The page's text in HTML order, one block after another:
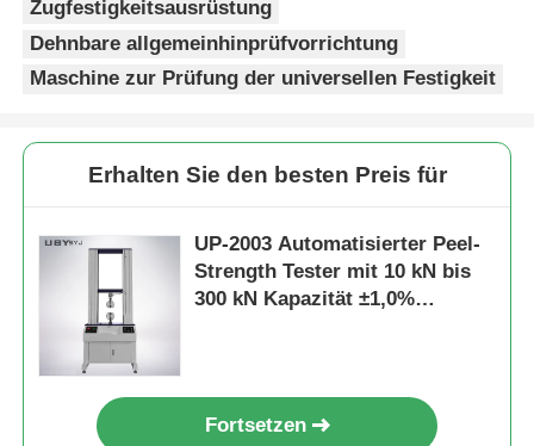
Zugfestigkeitsausrüstung
Dehnbare allgemeinhinprüfvorrichtung
Maschine zur Prüfung der universellen Festigkeit
Erhalten Sie den besten Preis für
UP-2003 Automatisierter Peel-
Strength Tester mit 10 kN bis
300 kN Kapazität ±1,0%
Fortsetzen